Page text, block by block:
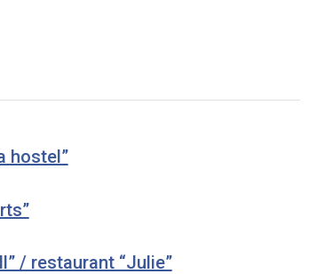
hostel”
/ restaurant “Julie”